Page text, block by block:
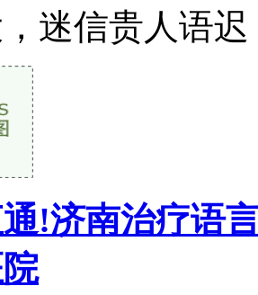
迷信贵人语迟
!济南治疗语